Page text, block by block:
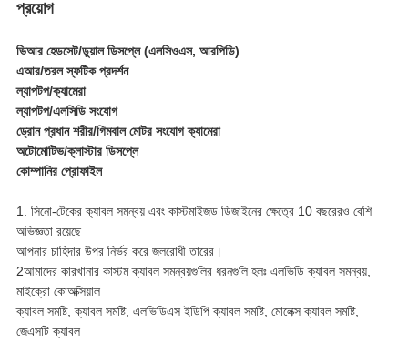
প্রয়োগ
ভিআর হেডসেট/ডুয়াল ডিসপ্লে (এলসিওএস, আরপিডি)
এআর/তরল স্ফটিক প্রদর্শন
ল্যাপটপ/ক্যামেরা
ল্যাপটপ/এলসিডি সংযোগ
ড্রোন প্রধান শরীর/গিমবাল মোটর সংযোগ ক্যামেরা
অটোমোটিভ/ক্লাস্টার ডিসপ্লে
কোম্পানির প্রোফাইল
1. সিনো-টেকের ক্যাবল সমন্বয় এবং কাস্টমাইজড ডিজাইনের ক্ষেত্রে 10 বছরেরও বেশি
অভিজ্ঞতা রয়েছে
আপনার চাহিদার উপর নির্ভর করে জলরোধী তারের।
2আমাদের কারখানার কাস্টম ক্যাবল সমন্বয়গুলির ধরনগুলি হলঃ এলভিডি ক্যাবল সমন্বয়,
মাইক্রো কোঅক্সিয়াল
ক্যাবল সমষ্টি, ক্যাবল সমষ্টি, এলভিডিএস ইডিপি ক্যাবল সমষ্টি, মোলেক্স ক্যাবল সমষ্টি,
জেএসটি ক্যাবল